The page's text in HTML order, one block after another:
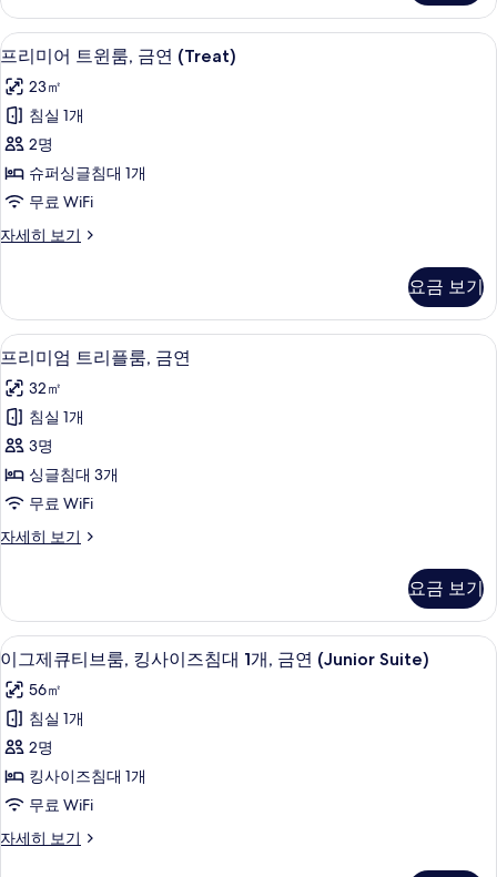
사
진
모
두
보
기
싱
글
룸,
연
자
히
보
기
프
리
미
어
트
윈
룸,
금
(Treat)
사
진
모
두
보
기
프리미어 트윈룸, 금연 (Treat) | 저자
1
프리미어 트윈룸, 금연 (Treat)
23㎡
침실 1개
2명
슈퍼싱글침대 1개
무료 WiFi
자세히 보기
프
트
윈
룸,
연
(Treat)
세
히
보
기
요금 보기
프
리
미
엄
트
리
플
룸,
연
사
진
모
두
보
기
프리미엄 트리플룸, 금연 | 저자극성
2
프리미엄 트리플룸, 금연
32㎡
침실 1개
3명
싱글침대 3개
무료 WiFi
자세히 보기
프
트
리
플
룸,
금
연
세
히
보
기
요금 보기
이
그
제
큐
티
브
룸,
킹
이그제큐티브룸, 킹사이즈침대 1개,
1
이그제큐티브룸, 킹사이즈침대 1개, 금연 (Junior Suite)
56㎡
침실 1개
2명
킹사이즈침대 1개
무료 WiFi
자세히 보기
이